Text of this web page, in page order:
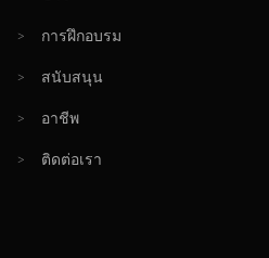
> การฝึกอบรม
> สนับสนุน
> อาชีพ
> ติดต่อเรา